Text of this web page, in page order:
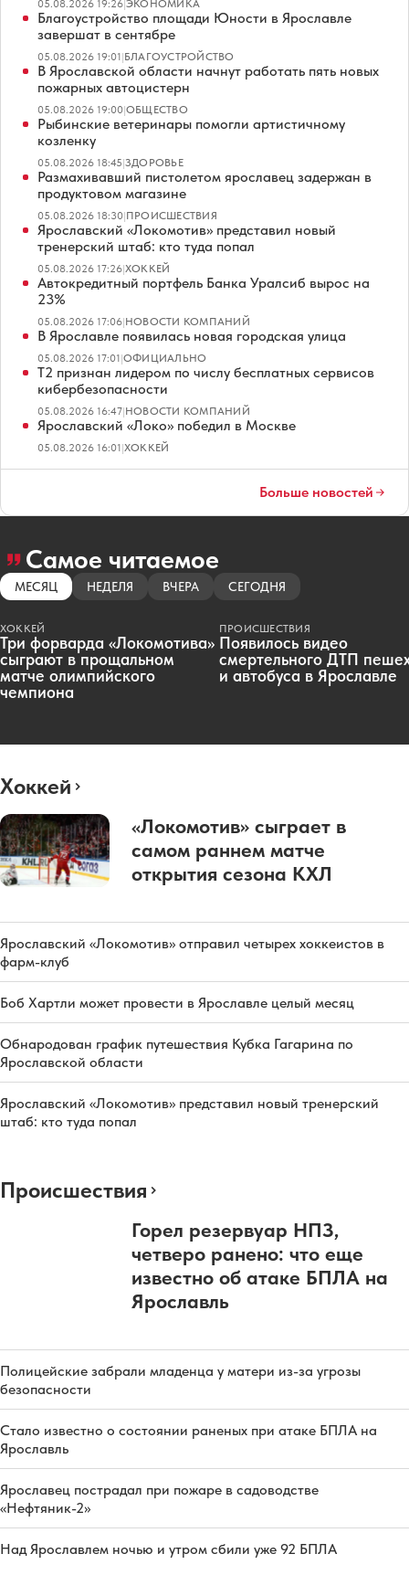
05.08.2026 19:26 ЭКОНОМИКА
Благоустройство площади Юности в Ярославле
завершат в сентябре
05.08.2026 19:01|БЛАГОУСТРОЙСТВО
В Ярославской области начнут работать пять новых
пожарных автоцистерн
05.08.2026 19:00|ОБЩЕСТВО
Рыбинские ветеринары помогли артистичному
козленку
05.08.2026 18:45|ЗДОРОВЬЕ
Размахивавший пистолетом ярославец задержан в
продуктовом магазине
05.08.2026 18:30|ПРОИСШЕСТВИЯ
Ярославский «Локомотив» представил новый
тренерский штаб: кто туда попал
05.08.2026 17:26|ХОККЕЙ
Автокредитный портфель Банка Уралсиб вырос на
23%
05.08.2026 17:06|НОВОСТИ КОМПАНИЙ
В Ярославле появилась новая городская улица
05.08.2026 17:01|ОФИЦИАЛЬНО
Т2 признан лидером по числу бесплатных сервисов
кибербезопасности
05.08.2026 16:47|НОВОСТИ КОМПАНИЙ
Ярославский «Локо» победил в Москве
05.08.2026 16:01|ХОККЕЙ
Больше новостей
Самое читаемое
МЕСЯЦ НЕДЕЛЯ ВЧЕРА СЕГОДНЯ
ХОККЕЙ
Три форварда «Локомотива»
сыграют в прощальном
матче олимпийского
чемпиона
ПРОИСШЕСТВИЯ
Появилось видео
смертельного ДТП
и автобуса в Ярославле
Хоккей
«Локомотив» сыграет в
самом раннем матче
открытия сезона КХЛ
Ярославский «Локомотив» отправил четырех хоккеистов в
фарм-клуб
Боб Хартли может провести в Ярославле целый месяц
Обнародован график путешествия Кубка Гагарина по
Ярославской области
Ярославский «Локомотив» представил новый тренерский
штаб: кто туда попал
Происшествия
Горел резервуар НПЗ,
четверо ранено: что еще
известно об атаке БПЛА на
Ярославль
Полицейские забрали младенца у матери из-за угрозы
безопасности
Стало известно о состоянии раненых при атаке БПЛА на
Ярославль
Ярославец пострадал при пожаре в садоводстве
«Нефтяник-2»
Над Ярославлем ночью и утром сбили уже 92 БПЛА